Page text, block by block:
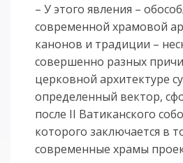
– У этого явления –
современной храмовой
канонов и традиции –
совершенно разных
церковной архитектуре
определенный вектор,
после II Ватиканского
которого заключается в
современные храмы